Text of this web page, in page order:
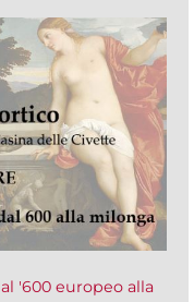
'600 europeo alla